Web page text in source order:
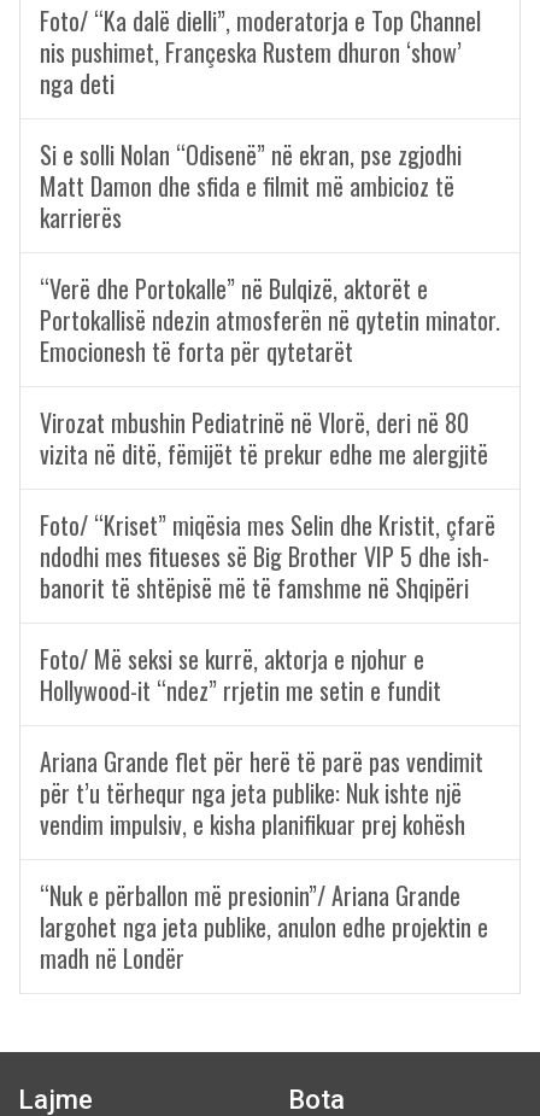
Foto/ “Ka dalë dielli”, moderatorja e Top Channel
nis pushimet, Françeska Rustem dhuron ‘show’
nga deti
Si e solli Nolan “Odisenë” në ekran, pse zgjodhi
Matt Damon dhe sfida e filmit më ambicioz të
karrierës
“Verë dhe Portokalle” në Bulqizë, aktorët e
Portokallisë ndezin atmosferën në qytetin minator.
Emocionesh të forta për qytetarët
Virozat mbushin Pediatrinë në Vlorë, deri në 80
vizita në ditë, fëmijët të prekur edhe me alergjitë
Foto/ “Kriset” miqësia mes Selin dhe Kristit, çfarë
ndodhi mes fitueses së Big Brother VIP 5 dhe ish-
banorit të shtëpisë më të famshme në Shqipëri
Foto/ Më seksi se kurrë, aktorja e njohur e
Hollywood-it “ndez” rrjetin me setin e fundit
Ariana Grande flet për herë të parë pas vendimit
për t’u tërhequr nga jeta publike: Nuk ishte një
vendim impulsiv, e kisha planifikuar prej kohësh
“Nuk e përballon më presionin”/ Ariana Grande
largohet nga jeta publike, anulon edhe projektin e
madh në Londër
Lajme Bota